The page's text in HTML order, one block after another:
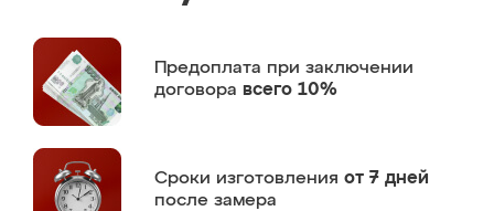
Предоплата при заключении
договора всего 10%
Сроки изготовления от 7 дней
после замера